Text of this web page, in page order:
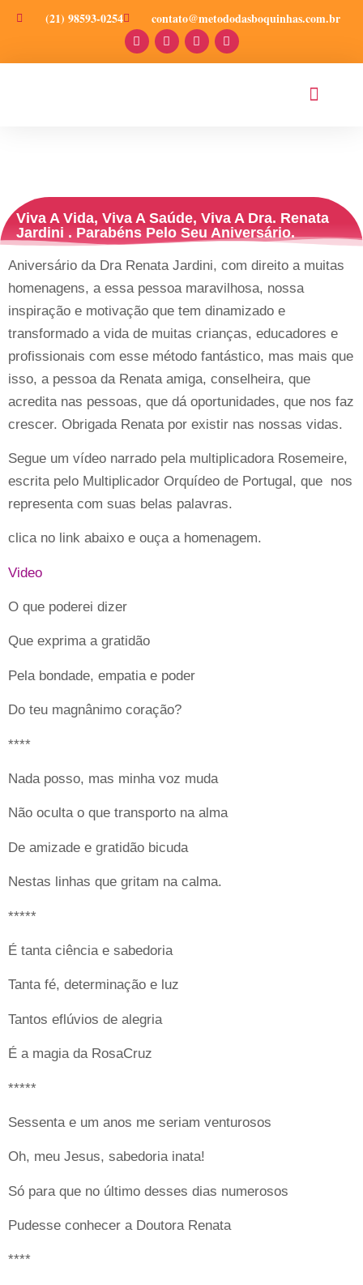
(21) 98593-0254 contato@metododasboquinhas.com.br
Viva A Vida, Viva A Saúde, Viva A Dra. Renata
Jardini . Parabéns Pelo Seu Aniversário.
Aniversário da Dra Renata Jardini, com direito a muitas
homenagens, a essa pessoa maravilhosa, nossa
inspiração e motivação que tem dinamizado e
transformado a vida de muitas crianças, educadores e
profissionais com esse método fantástico, mas mais que
isso, a pessoa da Renata amiga, conselheira, que
acredita nas pessoas, que dá oportunidades, que nos faz
crescer. Obrigada Renata por existir nas nossas vidas.
Segue um vídeo narrado pela multiplicadora Rosemeire,
escrita pelo Multiplicador Orquídeo de Portugal, que nos
representa com suas belas palavras.
clica no link abaixo e ouça a homenagem.
Video
O que poderei dizer
Que exprima a gratidão
Pela bondade, empatia e poder
Do teu magnânimo coração?
****
Nada posso, mas minha voz muda
Não oculta o que transporto na alma
De amizade e gratidão bicuda
Nestas linhas que gritam na calma.
*****
É tanta ciência e sabedoria
Tanta fé, determinação e luz
Tantos eflúvios de alegria
É a magia da RosaCruz
*****
Sessenta e um anos me seriam venturosos
Oh, meu Jesus, sabedoria inata!
Só para que no último desses dias numerosos
Pudesse conhecer a Doutora Renata
****